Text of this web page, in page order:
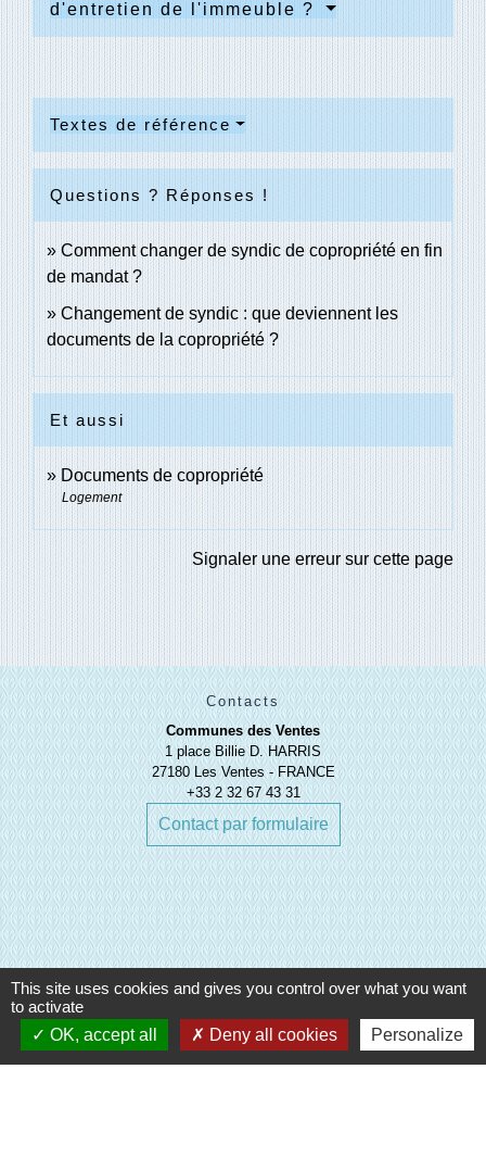
d'entretien de l'immeuble ?
Textes de référence
Questions ? Réponses !
Comment changer de syndic de copropriété en fin
de mandat ?
Changement de syndic : que deviennent les
documents de la copropriété ?
Et aussi
Documents de copropriété
Logement
Signaler une erreur sur cette page
Contacts
Communes des Ventes
1 place Billie D. HARRIS
27180 Les Ventes - FRANCE
+33 2 32 67 43 31
Contact par formulaire
Liens
Evreux Portes de Normandie
This site uses cookies and gives you control over what you want
to activate
OK, accept all
Deny all cookies Personalize